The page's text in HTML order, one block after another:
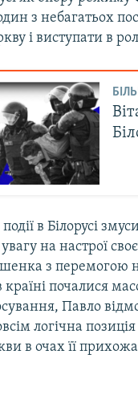
з небагатьох
і виступати в
в Білорусі
на настрої
з перемогою
країні почалися
Павло
логічна
в очах її